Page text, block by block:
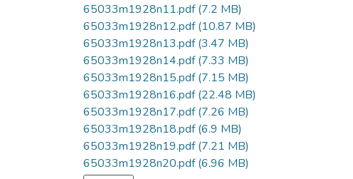
65033m1928n11.pdf(7.2 MB)
65033m1928n12.pdf(10.87 MB)
65033m1928n13.pdf(3.47 MB)
65033m1928n14.pdf(7.33 MB)
65033m1928n15.pdf(7.15 MB)
65033m1928n16.pdf(22.48 MB)
65033m1928n17.pdf(7.26 MB)
65033m1928n18.pdf(6.9 MB)
65033m1928n19.pdf(7.21 MB)
65033m1928n20.pdf(6.96 MB)